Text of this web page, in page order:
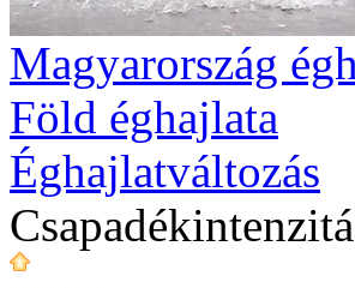
Magyarország
Föld éghajlata
Éghajlatváltozás